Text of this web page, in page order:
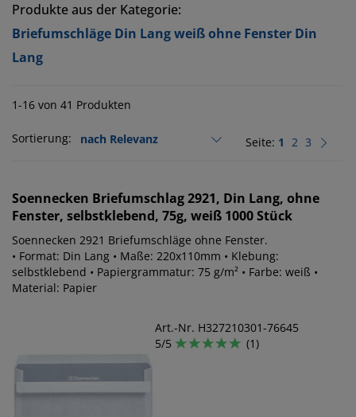
Produkte aus der Kategorie:
Briefumschläge Din Lang weiß ohne Fenster Din
Lang
1-16 von 41 Produkten
Sortierung: Seite: 1 2 3
Soennecken Briefumschlag 2921, Din Lang, ohne
Fenster, selbstklebend, 75g, weiß 1000 Stück
Soennecken 2921 Briefumschläge ohne Fenster.
• Format: Din Lang • Maße: 220x110mm • Klebung:
selbstklebend • Papiergrammatur: 75 g/m² • Farbe: weiß •
Material: Papier
Art.-Nr. H327210301-76645
5/5
(1)